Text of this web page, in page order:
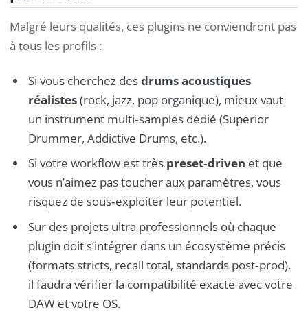
Malgré leurs qualités, ces plugins ne conviendront pas
à tous les profils :
Si vous cherchez desdrums acoustiques
réalistes(rock, jazz, pop organique), mieux vaut
un instrument multi‑samples dédié (Superior
Drummer, Addictive Drums, etc.).
Si votre workflow est très preset‑driven et que
vous n’aimez pas toucher aux paramètres, vous
risquez de sous‑exploiter leur potentiel.
Sur des projets ultra professionnels où chaque
plugin doit s’intégrer dans un écosystème précis
(formats stricts, recall total, standards post‑prod),
il faudra vérifier la compatibilité exacte avec votre
DAW et votre OS.